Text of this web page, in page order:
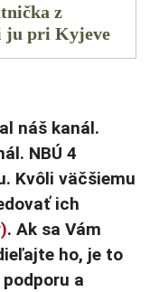
z
ju pri Kyjeve
náš kanál.
NBÚ 4
Kvôli väčšiemu
ich
. Ak sa Vám
ho, je to
a